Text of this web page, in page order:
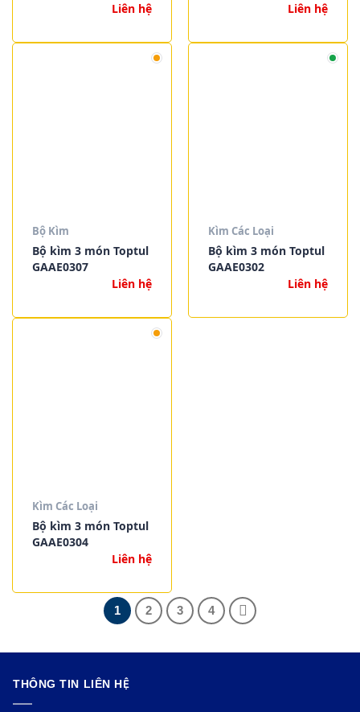
Liên hệ
Liên hệ
Bộ Kìm
Bộ kìm 3 món Toptul
GAAE0307
Liên hệ
Kìm Các Loại
Bộ kìm 3 món Toptul
GAAE0302
Liên hệ
Kìm Các Loại
Bộ kìm 3 món Toptul
GAAE0304
Liên hệ
1 2 3 4
THÔNG TIN LIÊN HỆ